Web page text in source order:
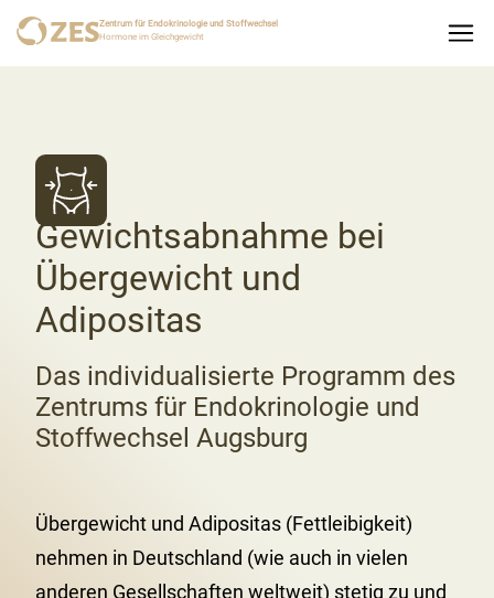
Zentrum für Endokrinologie und Stoffwechsel
Hormone im Gleichgewicht
Gewichtsabnahme bei
Übergewicht und
Adipositas
Das individualisierte Programm des
Zentrums für Endokrinologie und
Stoffwechsel Augsburg
Übergewicht und Adipositas (Fettleibigkeit)
nehmen in Deutschland (wie auch in vielen
anderen Gesellschaften weltweit) stetig zu und